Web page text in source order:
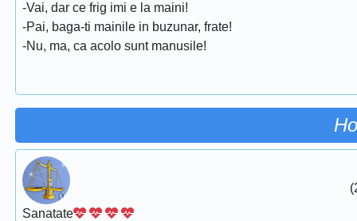
-Vai, dar ce frig imi e la maini!
-Pai, baga-ti mainile in buzunar, frate!
-Nu, ma, ca acolo sunt manusile!
Sanatate